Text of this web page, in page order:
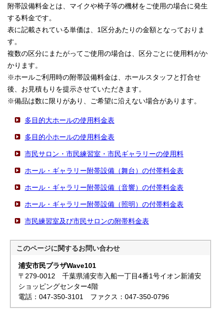
附帯設備料金とは、マイクや椅子等の機材をご使用の場合に発生
する料金です。
表に記載されている単価は、1区分あたりの金額となっておりま
す。
複数の区分にまたがってご使用の場合は、区分ごとに使用料がか
かります。
※ホールご利用時の附帯設備料金は、ホールスタッフと打合せ
後、お見積もりを提示させていただきます。
※備品は数に限りがあり、ご希望に沿えない場合があります。
多目的大ホールの使用料金表
多目的小ホールの使用料金表
市民サロン・市民練習室・市民ギャラリーの使用料
ホール・ギャラリー附帯設備（舞台）の付帯料金表
ホール・ギャラリー附帯設備（音響）の付帯料金表
ホール・ギャラリー附帯設備（照明）の付帯料金表
市民練習室及び市民サロンの附帯料金表
このページに関するお問い合わせ
浦安市民プラザWave101
〒279-0012 千葉県浦安市入船一丁目4番1号イオン新浦安
ショッピングセンター4階
電話：047-350-3101 ファクス：047-350-0796